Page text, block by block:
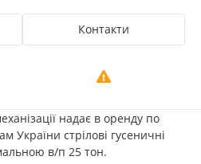
Контакти
надає в оренду по
України стрілові гусеничні
в/п 25 тон.